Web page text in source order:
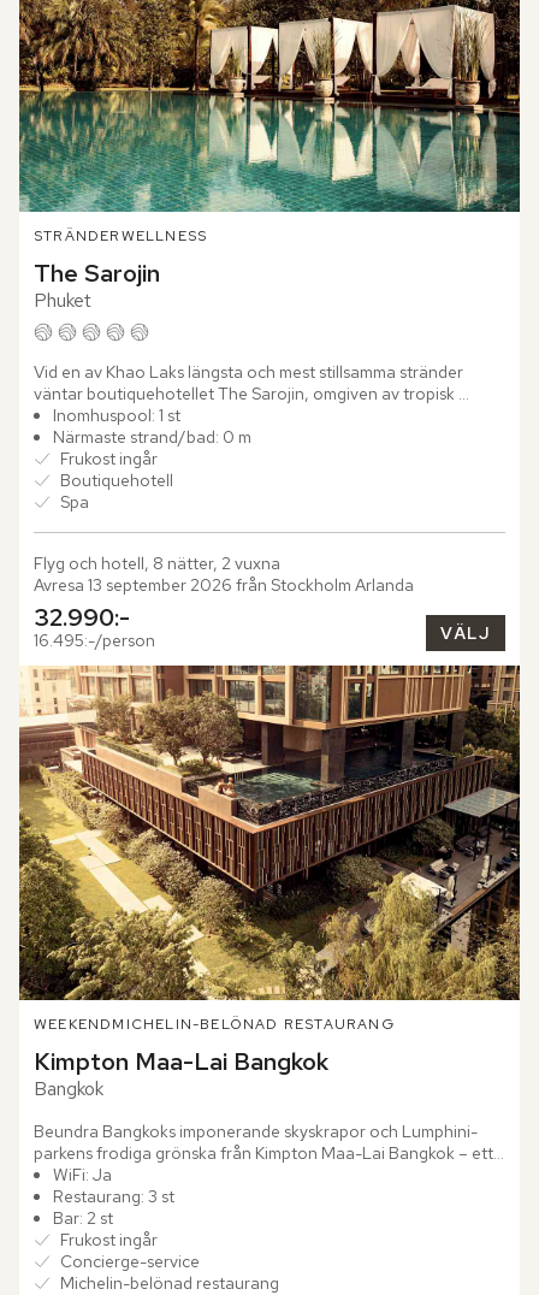
STRÄNDERWELLNESS
The Sarojin
Phuket
Vid en av Khao Laks längsta och mest stillsamma stränder
väntar boutiquehotellet The Sarojin, omgiven av tropisk
grönska, Andamansjöns mjuka vågor och en atmosfär som
präglas av...
Inomhuspool: 1 st
Närmaste strand/bad: 0 m
Frukost ingår
Boutiquehotell
Spa
Flyg och hotell, 8 nätter, 2 vuxna
Avresa 13 september 2026 från Stockholm Arlanda
32.990:-
16.495:-/person VÄLJ
WEEKENDMICHELIN-BELÖNAD RESTAURANG
Kimpton Maa-Lai Bangkok
Bangkok
Beundra Bangkoks imponerande skyskrapor och Lumphini-
parkens frodiga grönska från Kimpton Maa-Lai Bangkok – ett
designhotell med tydlig personlighet och tidlös elegans. I...
WiFi: Ja
Restaurang: 3 st
Bar: 2 st
Frukost ingår
Concierge-service
Michelin-belönad restaurang